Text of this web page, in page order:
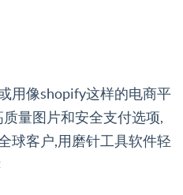
用像shopify这样的电商平
量图片和安全支付选项,
球客户,用磨针工具软件轻